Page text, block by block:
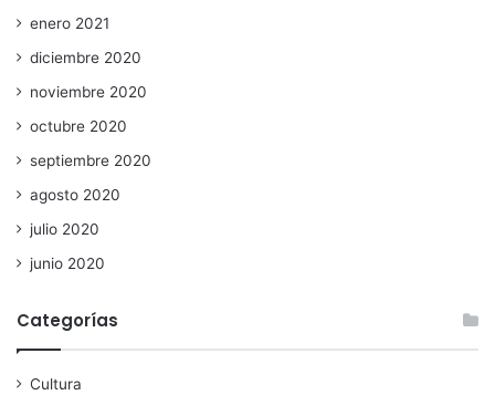
enero 2021
diciembre 2020
noviembre 2020
octubre 2020
septiembre 2020
agosto 2020
julio 2020
junio 2020
Categorías
Cultura